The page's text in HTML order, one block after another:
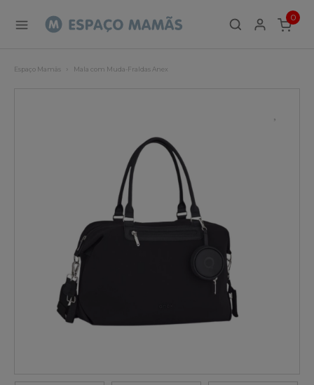
0
ITEMS
Espaço Mamãs Mala com Muda-Fraldas Anex